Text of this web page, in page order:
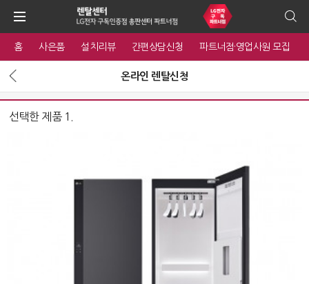
홈 사은품 설치리뷰 간편상담신청 파트너점·영업사원 모집
온라인 렌탈신청
선택한 제품 1.